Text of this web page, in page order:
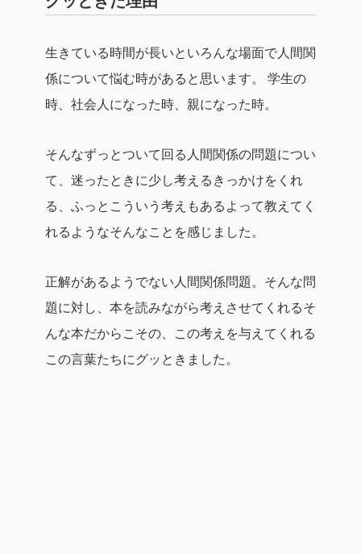
生きている時間が長いといろんな場面で人間関
係について悩む時があると思います。
学生の
時、社会人になった時、親になった時。
そんなずっとついて回る人間関係の問題につい
て、迷ったときに少し考えるきっかけをくれ
る、ふっとこういう考えもあるよって教えてく
れるようなそんなことを感じました。
正解があるようでない人間関係問題。そんな問
題に対し、本を読みながら考えさせてくれるそ
んな本だからこその、この考えを与えてくれる
この言葉たちにグッときました。